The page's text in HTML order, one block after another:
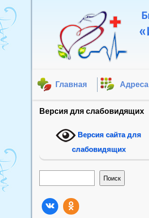
Главная Адреса
Версия для слабовидящих
Версия сайта для
слабовидящих
Поиск